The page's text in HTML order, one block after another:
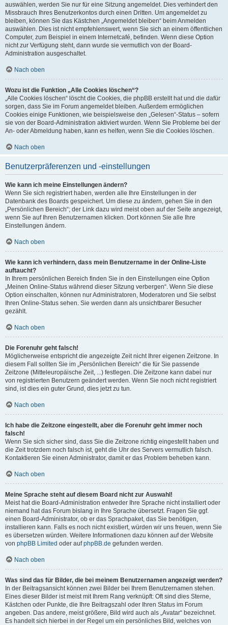
auswählen, werden Sie nur für eine Sitzung angemeldet. Dies verhindert den
Missbrauch Ihres Benutzerkontos durch einen Dritten. Um angemeldet zu
bleiben, können Sie das Kästchen „Angemeldet bleiben“ beim Anmelden
auswählen. Dies ist nicht empfehlenswert, wenn Sie sich an einem öffentlichen
Computer, zum Beispiel in einem Internetcafé, befinden. Wenn diese Option
nicht zur Verfügung steht, dann wurde sie vermutlich von der Board-
Administration ausgeschaltet.
Nach oben
Wozu ist die Funktion „Alle Cookies löschen“?
„Alle Cookies löschen“ löscht die Cookies, die phpBB erstellt hat und die dafür
sorgen, dass Sie im Forum angemeldet bleiben. Außerdem ermöglichen
Cookies einige Funktionen, wie beispielsweise den „Gelesen“-Status – sofern
sie von der Board-Administration aktiviert wurden. Wenn Sie Probleme bei der
An- oder Abmeldung haben, kann es helfen, wenn Sie die Cookies löschen.
Nach oben
Benutzerpräferenzen und -einstellungen
Wie kann ich meine Einstellungen ändern?
Wenn Sie sich registriert haben, werden alle Ihre Einstellungen in der
Datenbank des Boards gespeichert. Um diese zu ändern, gehen Sie in den
„Persönlichen Bereich“; der Link dazu wird meist oben auf der Seite angezeigt,
wenn Sie auf Ihren Benutzernamen klicken. Dort können Sie alle Ihre
Einstellungen ändern.
Nach oben
Wie kann ich verhindern, dass mein Benutzername in der Online-Liste
auftaucht?
In Ihrem persönlichen Bereich finden Sie in den Einstellungen eine Option
„Meinen Online-Status während dieser Sitzung verbergen“. Wenn Sie diese
Option einschalten, können nur Administratoren, Moderatoren und Sie selbst
Ihren Online-Status sehen. Sie werden dann als unsichtbarer Besucher
gezählt.
Nach oben
Die Forenuhr geht falsch!
Möglicherweise entspricht die angezeigte Zeit nicht Ihrer eigenen Zeitzone. In
diesem Fall sollten Sie im „Persönlichen Bereich“ die für Sie passende
Zeitzone (Mitteleuropäische Zeit, ...) festlegen. Die Zeitzone kann dabei nur
von registrierten Benutzern geändert werden. Wenn Sie noch nicht registriert
sind, ist dies ein guter Grund, dies jetzt zu tun.
Nach oben
Ich habe die Zeitzone eingestellt, aber die Forenuhr geht immer noch
falsch!
Wenn Sie sich sicher sind, dass Sie die Zeitzone richtig eingestellt haben und
die Zeit trotzdem noch falsch ist, geht die Uhr des Servers vermutlich falsch.
Kontaktieren Sie einen Administrator, damit er das Problem beheben kann.
Nach oben
Meine Sprache steht auf diesem Board nicht zur Auswahl!
Meist hat die Board-Administration entweder Ihre Sprache nicht installiert oder
niemand hat das Forum bislang in Ihre Sprache übersetzt. Fragen Sie ggf.
einen Board-Administrator, ob er das Sprachpaket, das Sie benötigen,
installieren kann. Falls es noch nicht existiert, würden wir uns freuen, wenn Sie
es übersetzen würden. Weitere Informationen dazu können auf der Website
von phpBB Limited oder aufphpBB.de gefunden werden.
Nach oben
Was sind das für Bilder, die bei meinem Benutzernamen angezeigt werden?
In der Beitragsansicht können zwei Bilder bei Ihrem Benutzernamen stehen.
Eines dieser Bilder ist meist mit Ihrem Rang verknüpft: Oft sind dies Sterne,
Kästchen oder Punkte, die Ihre Beitragszahl oder Ihren Status im Forum
angeben. Das andere, meist größere, Bild wird auch als „Avatar“ bezeichnet.
Es handelt sich hierbei in der Regel um ein persönliches Bild, welches von